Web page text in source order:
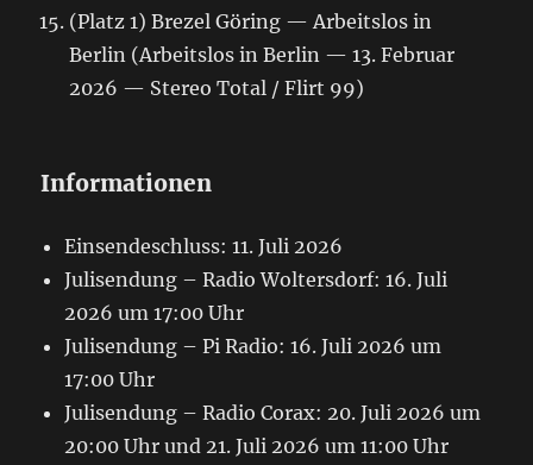
(Platz 1) Brezel Göring — Arbeitslos in
Berlin (Arbeitslos in Berlin — 13. Februar
2026 — Stereo Total / Flirt 99)
Informationen
Einsendeschluss: 11. Juli 2026
Julisendung – Radio Woltersdorf: 16. Juli
2026 um 17:00 Uhr
Julisendung – Pi Radio: 16. Juli 2026 um
17:00 Uhr
Julisendung – Radio Corax: 20. Juli 2026 um
20:00 Uhr und 21. Juli 2026 um 11:00 Uhr